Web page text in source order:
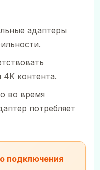
адаптеры
4K контента.
во время
потребляет
подключения